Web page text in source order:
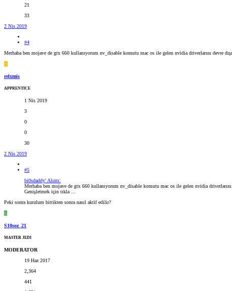
21
33
2 Nis 2019
#4
Merhaba ben mojave de gtx 660 kullanıyorum nv_disable komutu mac os ile gelen nvidia driverlarını devre
R
relxmis
APPRENTICE
1 Nis 2019
3
0
0
30
2 Nis 2019
#5
bi0sdaddy' Alıntı:
Merhaba ben mojave de gtx 660 kullanıyorum nv_disable komutu mac os ile gelen nvidia
Genişletmek için tıkla ...
Peki sonra kurulum bittikten sonra nasıl aktif edilir?
S
S10soz_21
MASTER JEDI
MODERATOR
19 Haz 2017
2,364
441